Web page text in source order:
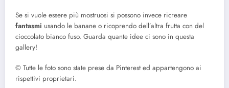
Se si vuole essere più mostruosi si possono invece ricreare
fantasmi usando le banane o ricoprendo dell’altra frutta con del
cioccolato bianco fuso. Guarda quante idee ci sono in questa
gallery!
© Tutte le foto sono state prese da Pinterest ed appartengono ai
rispettivi proprietari.